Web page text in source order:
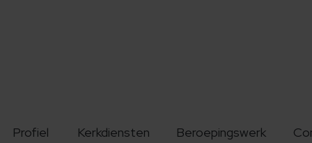
Profiel Kerkdiensten Beroepingswerk